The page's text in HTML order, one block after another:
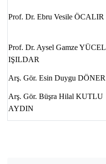
Prof. Dr. Ebru Vesile ÖCALIR
Prof. Dr. Aysel Gamze YÜCEL
IŞILDAR
Arş. Gör. Esin Duygu DÖNER
Arş. Gör. Büşra Hilal KUTLU
AYDIN